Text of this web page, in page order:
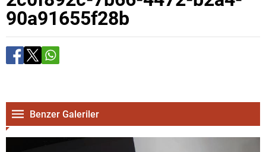
90a91655f28b
Benzer Galeriler